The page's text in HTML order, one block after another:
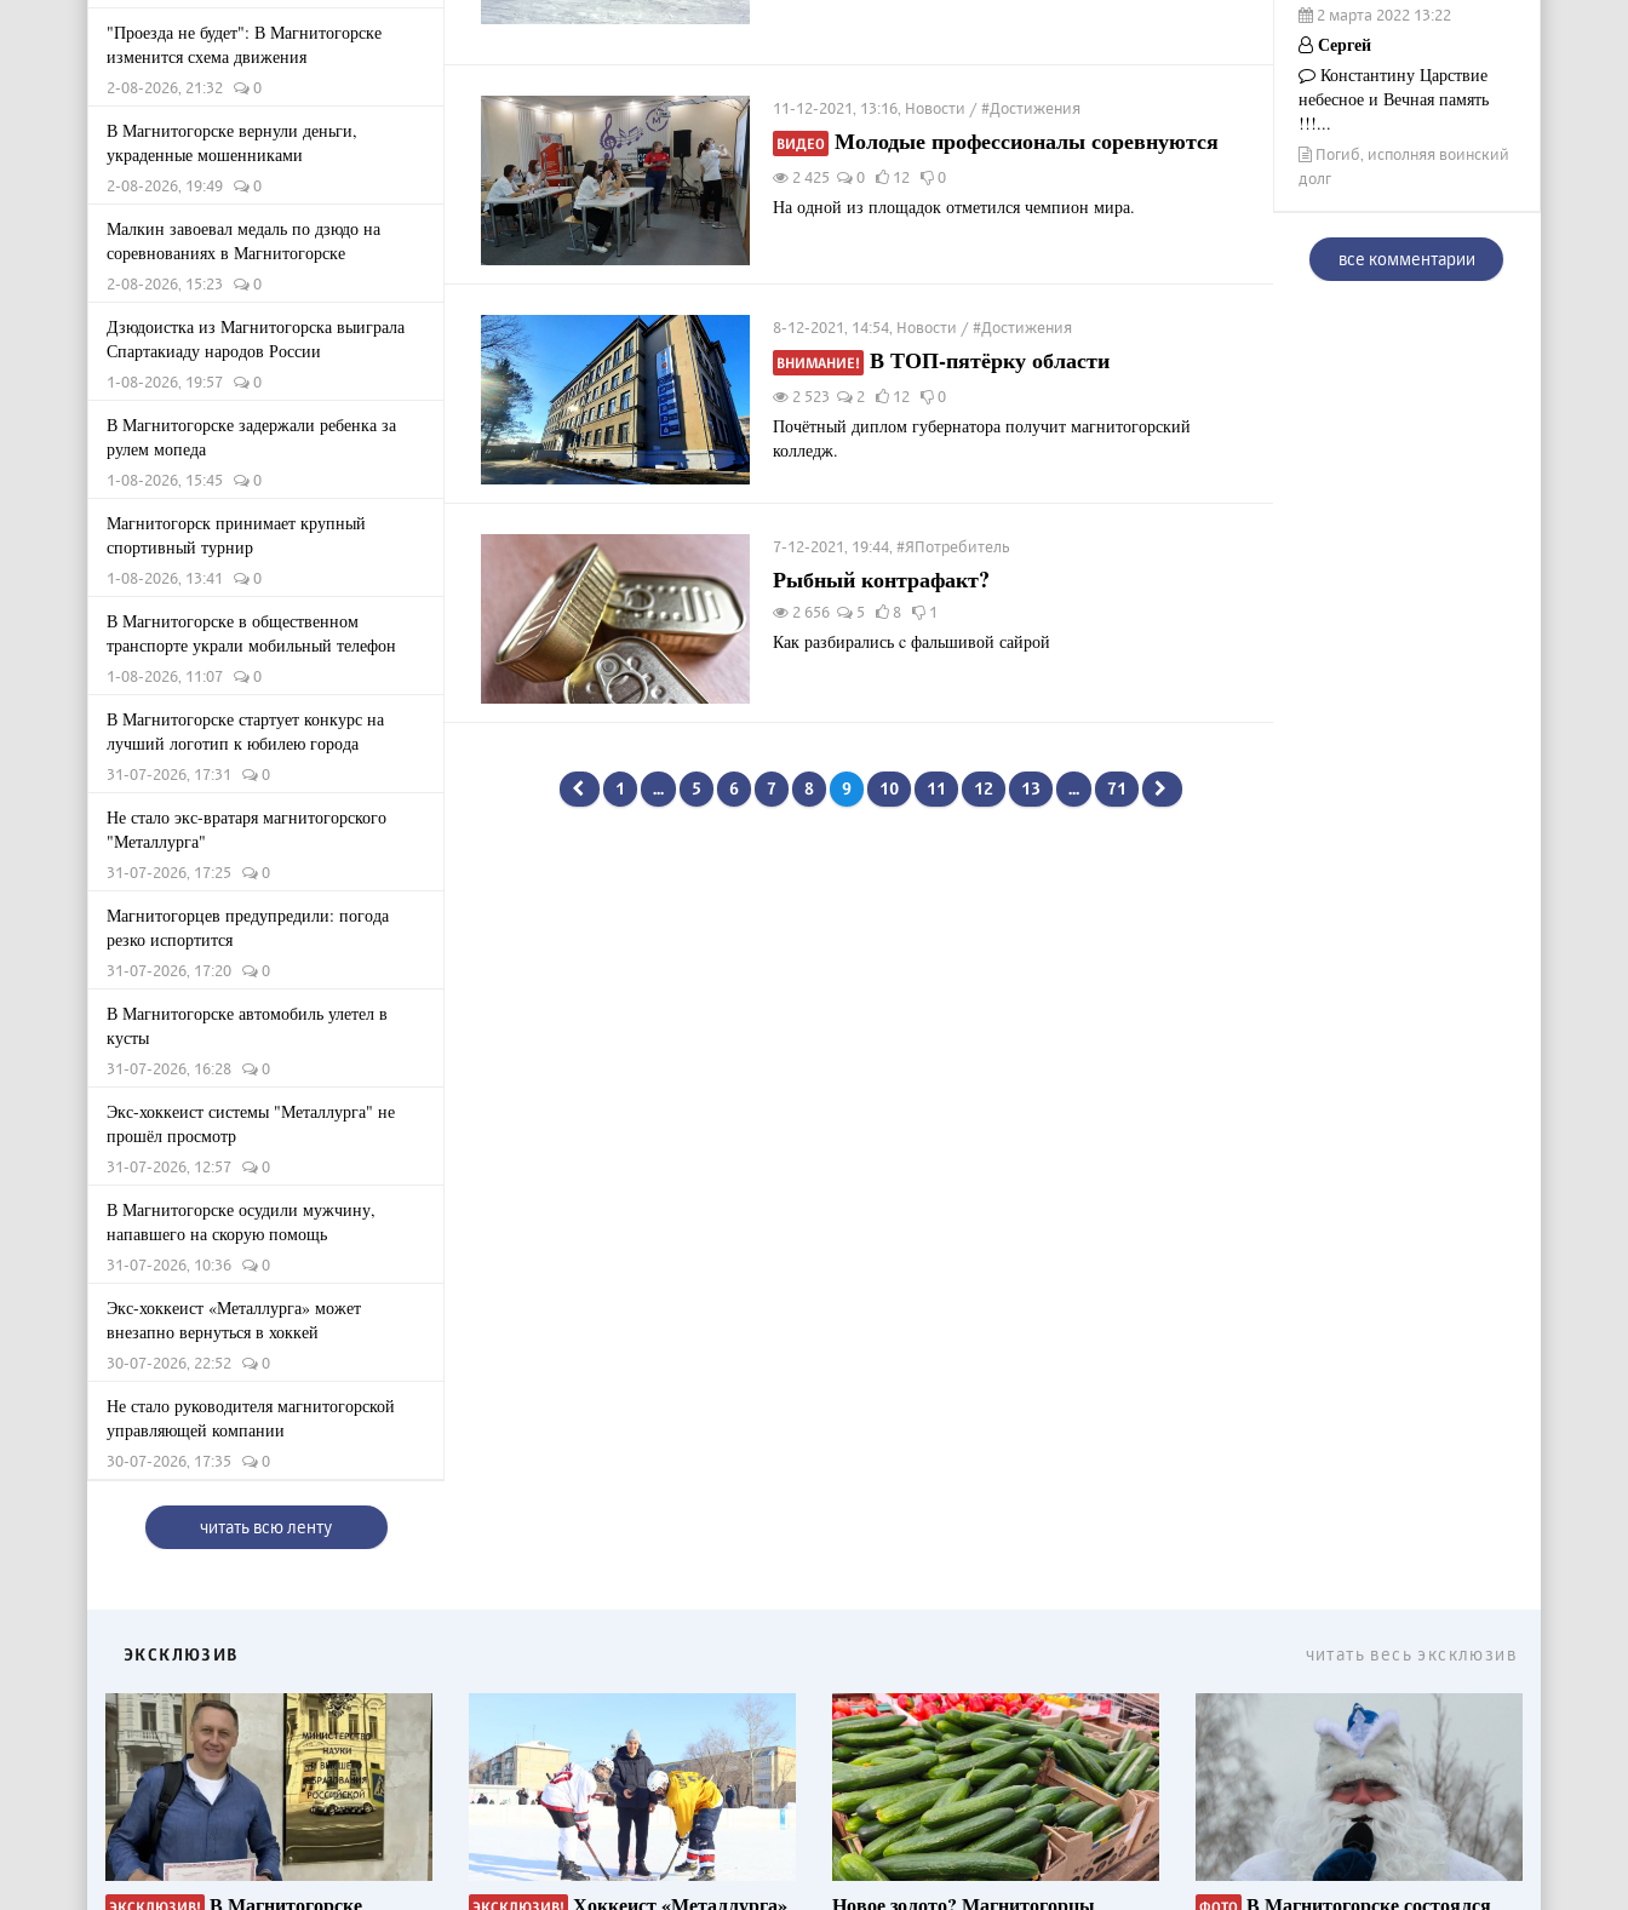
"Проезда не будет": В Магнитогорске
изменится схема движения
2-08-2026, 21:32 0
В Магнитогорске вернули деньги,
украденные мошенниками
2-08-2026, 19:49 0
Малкин завоевал медаль по дзюдо на
соревнованиях в Магнитогорске
2-08-2026, 15:23 0
Дзюдоистка из Магнитогорска выиграла
Спартакиаду народов России
1-08-2026, 19:57 0
В Магнитогорске задержали ребенка за
рулем мопеда
1-08-2026, 15:45 0
Магнитогорск принимает крупный
спортивный турнир
1-08-2026, 13:41 0
В Магнитогорске в общественном
транспорте украли мобильный телефон
1-08-2026, 11:07 0
В Магнитогорске стартует конкурс на
лучший логотип к юбилею города
31-07-2026, 17:31 0
Не стало экс-вратаря магнитогорского
"Металлурга"
31-07-2026, 17:25 0
Магнитогорцев предупредили: погода
резко испортится
31-07-2026, 17:20 0
В Магнитогорске автомобиль улетел в
кусты
31-07-2026, 16:28 0
Экс-хоккеист системы "Металлурга" не
прошёл просмотр
31-07-2026, 12:57 0
В Магнитогорске осудили мужчину,
напавшего на скорую помощь
31-07-2026, 10:36 0
Экс-хоккеист «Металлурга» может
внезапно вернуться в хоккей
30-07-2026, 22:52 0
Не стало руководителя магнитогорской
управляющей компании
30-07-2026, 17:35 0
читать всю ленту
11-12-2021, 13:16, Новости / #Достижения
ВИДЕО Молодые профессионалы соревнуются
2 425 0 12 0
На одной из площадок отметился чемпион мира.
8-12-2021, 14:54, Новости / #Достижения
ВНИМАНИЕ! В ТОП-пятёрку области
2 523 2 12 0
Почётный диплом губернатора получит магнитогорский
колледж.
7-12-2021, 19:44, #ЯПотребитель
Рыбный контрафакт?
2 656 5 8 1
Как разбирались c фальшивой сайрой
1 ... 5 6 7 8 9 10 11 12 13 ... 71
2 марта 2022 13:22
Сергей
Константину Царствие
небесное и Вечная память
!!!...
Погиб, исполняя воинский
долг
все комментарии
ЭКСКЛЮЗИВ читать весь эксклюзив